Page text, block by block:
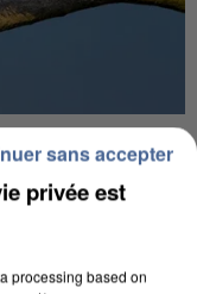
LES REFUGES
privée est
processing based on
sans accepter